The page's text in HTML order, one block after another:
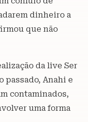
dinheiro a
que não
da live Ser
passado, Anahi e
contaminados,
uma forma